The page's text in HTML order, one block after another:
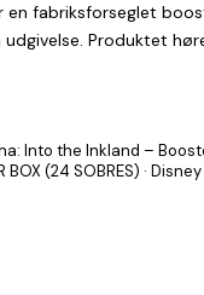
fabriksforseglet
Produktet
Into the Inkland –
BOX (24 SOBRES) ·